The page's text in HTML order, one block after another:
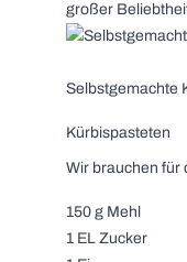
großer
Selbstgemachte
Kürbispasteten
Wir brauchen für
150 g Mehl
1 EL Zucker